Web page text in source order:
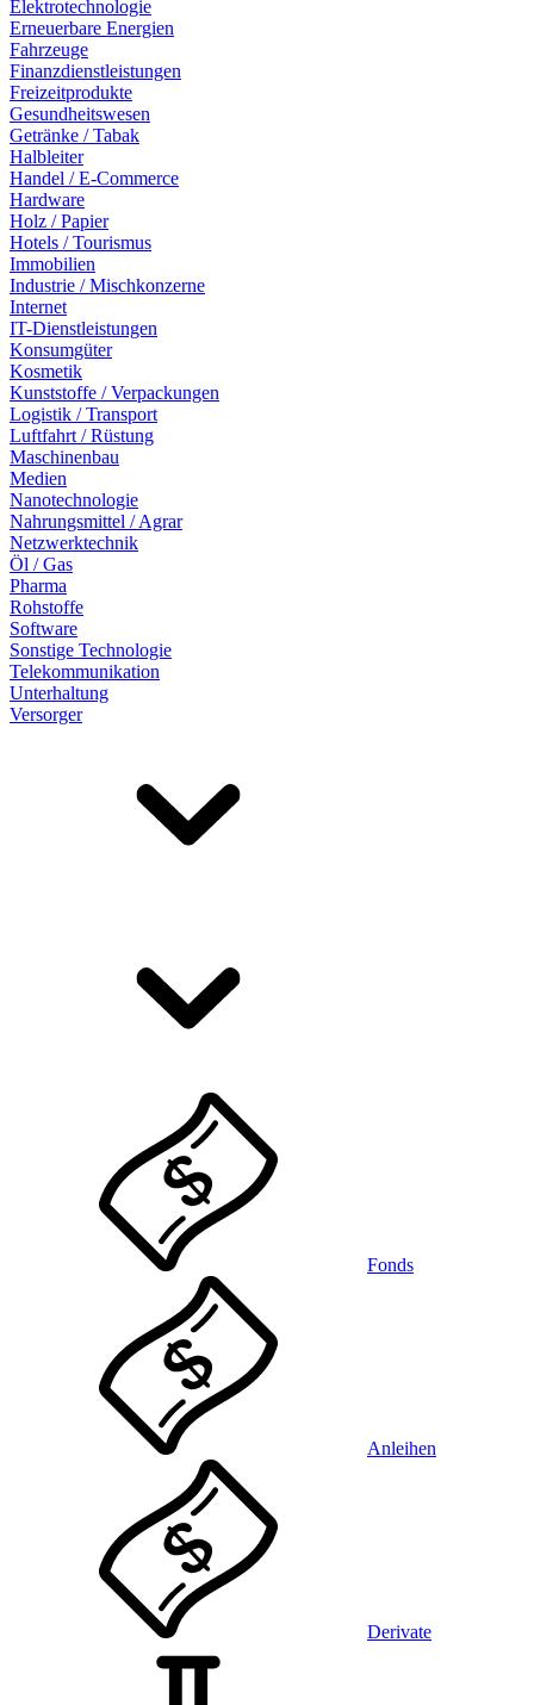
Elektrotechnologie
Erneuerbare Energien
Fahrzeuge
Finanzdienstleistungen
Freizeitprodukte
Gesundheitswesen
Getränke / Tabak
Halbleiter
Handel / E-Commerce
Hardware
Holz / Papier
Hotels / Tourismus
Immobilien
Industrie / Mischkonzerne
Internet
IT-Dienstleistungen
Konsumgüter
Kosmetik
Kunststoffe / Verpackungen
Logistik / Transport
Luftfahrt / Rüstung
Maschinenbau
Medien
Nanotechnologie
Nahrungsmittel / Agrar
Netzwerktechnik
Öl / Gas
Pharma
Rohstoffe
Software
Sonstige Technologie
Telekommunikation
Unterhaltung
Versorger
Fonds
Anleihen
Derivate